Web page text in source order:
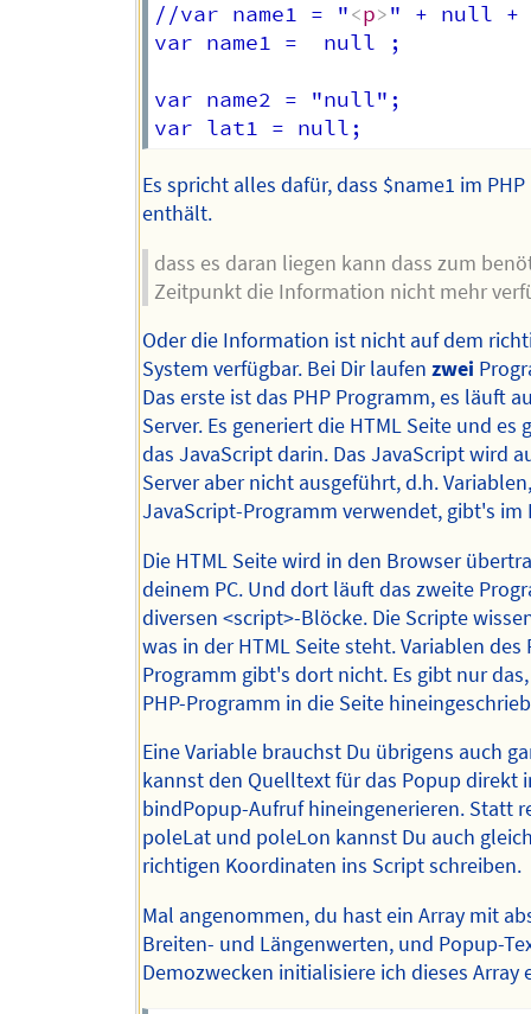
//var name1 = "<p>" + null +
var name1 =  null ;
var name2 = "null";
Es spricht alles dafür, dass $name1 im
enthält.
dass es daran liegen kann dass zum
Zeitpunkt die Information nicht mehr
Oder die Information ist nicht auf dem
System verfügbar. Bei Dir laufen zwei
Das erste ist das PHP Programm, es läuft
Server. Es generiert die HTML Seite und es
das JavaScript darin. Das JavaScript wird
Server aber nicht ausgeführt, d.h.
JavaScript-Programm verwendet, gibt's im
Die HTML Seite wird in den Browser
deinem PC. Und dort läuft das zweite
diversen <script>-Blöcke. Die Scripte
was in der HTML Seite steht. Variablen des
Programm gibt's dort nicht. Es gibt nur
PHP-Programm in die Seite
Eine Variable brauchst Du übrigens auch
kannst den Quelltext für das Popup direkt
bindPopup-Aufruf hineingenerieren. Statt
poleLat und poleLon kannst Du auch
richtigen Koordinaten ins Script schreiben.
Mal angenommen, du hast ein Array mit
Breiten- und Längenwerten, und Popup-
Demozwecken initialisiere ich dieses Array